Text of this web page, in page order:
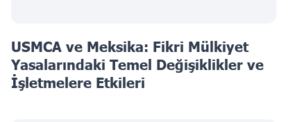
USMCA ve Meksika: Fikri Mülkiyet
Yasalarındaki Temel Değişiklikler ve
İşletmelere Etkileri